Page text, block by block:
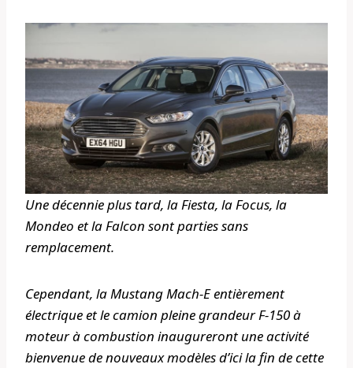
Une décennie plus tard, la Fiesta, la Focus, la
Mondeo et la Falcon sont parties sans
remplacement.
Cependant, la Mustang Mach-E entièrement
électrique et le camion pleine grandeur F-150 à
moteur à combustion inaugureront une activité
bienvenue de nouveaux modèles d’ici la fin de cette